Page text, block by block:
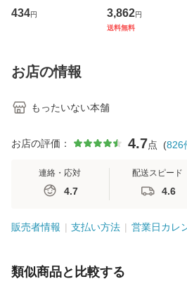
イーストウエス
ト・ジャパン [CD]
434円
専門職の看護マネ
ジメントスキル 改
3,862円
送料無料
お店の情報
もったいない本舗
お店の評価： 4.7点 (826
連絡・応対
4.7
配送スピード
4.6
販売者情報 支払い方法 営業日カレ
類似商品と比較する